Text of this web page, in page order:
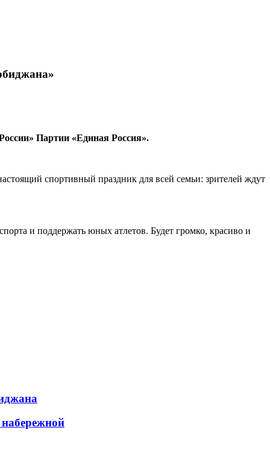
Партии «Единая Россия».
спортивный праздник для всей семьи: зрителей ждут
и поддержать юных атлетов. Будет громко, красиво и